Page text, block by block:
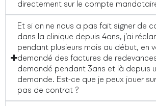
directement sur le compte
Et si on ne nous a pas fait signer de
dans la clinique depuis 4ans, j’ai
pendant plusieurs mois au début, en
demandé des factures de
demandé pendant 3ans et là depuis
demande. Est-ce que je peux jouer sur
pas de contrat ?